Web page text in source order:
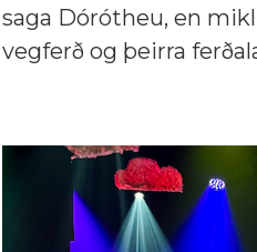
saga Dórótheu, en
vegferð og þeirra